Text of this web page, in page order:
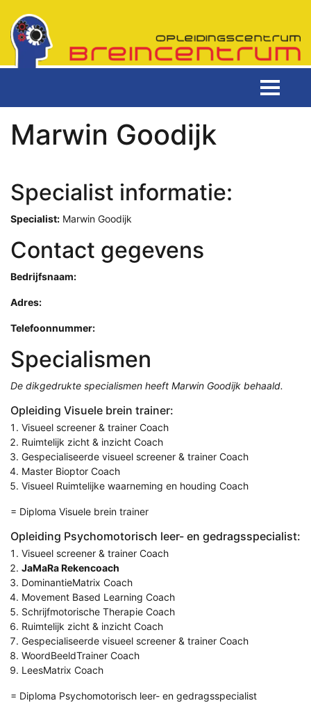
Marwin Goodijk
Specialist informatie:
Specialist: Marwin Goodijk
Contact gegevens
Bedrijfsnaam:
Adres:
Telefoonnummer:
Specialismen
De dikgedrukte specialismen heeft Marwin Goodijk behaald.
Opleiding Visuele brein trainer:
Visueel screener & trainer Coach
Ruimtelijk zicht & inzicht Coach
Gespecialiseerde visueel screener & trainer Coach
Master Bioptor Coach
Visueel Ruimtelijke waarneming en houding Coach
= Diploma Visuele brein trainer
Opleiding Psychomotorisch leer- en gedragsspecialist:
Visueel screener & trainer Coach
JaMaRa Rekencoach
DominantieMatrix Coach
Movement Based Learning Coach
Schrijfmotorische Therapie Coach
Ruimtelijk zicht & inzicht Coach
Gespecialiseerde visueel screener & trainer Coach
WoordBeeldTrainer Coach
LeesMatrix Coach
= Diploma Psychomotorisch leer- en gedragsspecialist